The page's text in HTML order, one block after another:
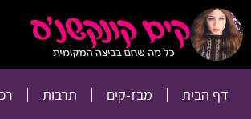
דף הבית מבז-קים תרבות